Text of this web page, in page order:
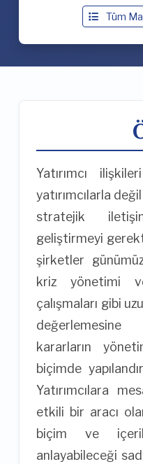
Tüm
Yatırımcı
yatırımcılarla
stratejik
geliştirmeyi
şirketler
kriz yönetimi
çalışmaları gibi
kararların
biçimde
Yatırımcılara
etkili bir aracı
biçim ve
anlayabileceği